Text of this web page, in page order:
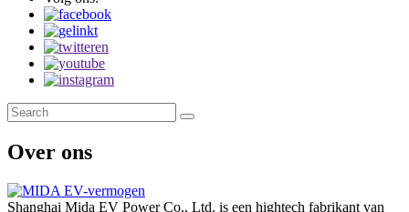
Over ons
Shanghai Mida EV Power Co., Ltd. is een hightech fabrikant van